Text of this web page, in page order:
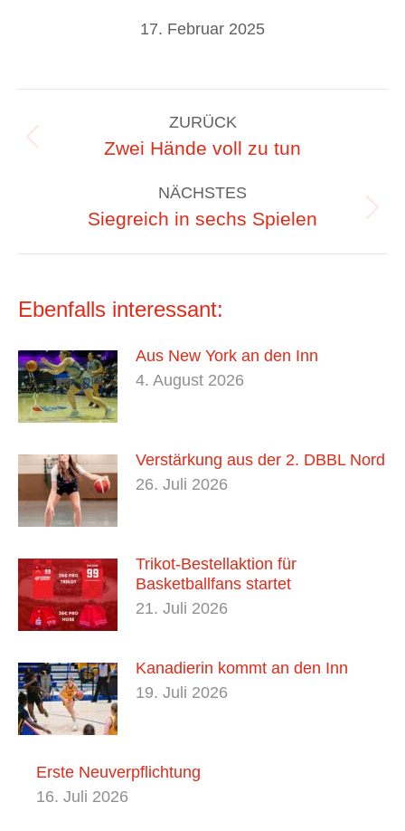
17. Februar 2025
ZURÜCK
Vorheriger
Zwei Hände voll zu tun
NÄCHSTES
Nächster
Siegreich in sechs Spielen
Ebenfalls interessant:
Aus New York an den Inn
4. August 2026
Verstärkung aus der 2. DBBL Nord
26. Juli 2026
Trikot-Bestellaktion für
Basketballfans startet
21. Juli 2026
Kanadierin kommt an den Inn
19. Juli 2026
Erste Neuverpflichtung
16. Juli 2026